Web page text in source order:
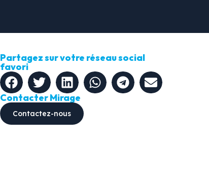
Partagez sur votre réseau social
favori
Contacter Mirage
Contactez-nous